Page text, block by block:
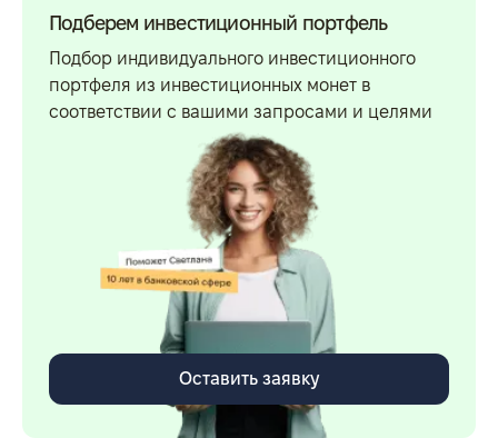
Подберем инвестиционный портфель
Подбор индивидуального инвестиционного
портфеля из инвестиционных монет в
соответствии с вашими запросами и целями
Оставить заявку